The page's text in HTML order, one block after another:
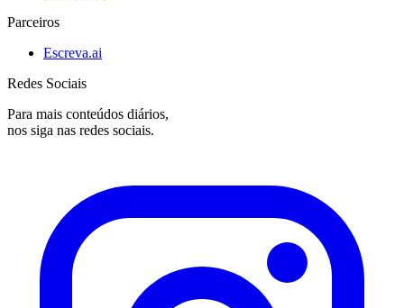
Parceiros
Escreva.ai
Redes Sociais
Para mais conteúdos diários,
nos siga nas redes sociais.